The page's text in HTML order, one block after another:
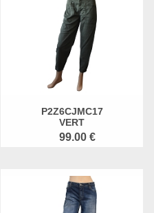
P2Z6CJMC17
VERT
99.00 €